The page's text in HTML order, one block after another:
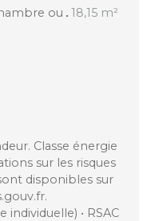
ou
18,15 m²
Classe énergie
sur les risques
disponibles sur
• RSAC